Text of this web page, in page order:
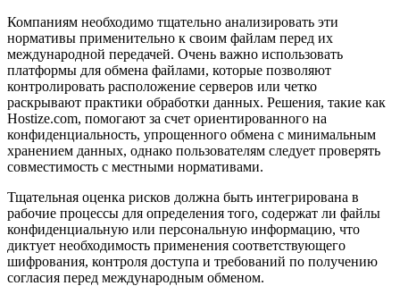
Компаниям необходимо тщательно анализировать эти
нормативы применительно к своим файлам перед их
международной передачей. Очень важно использовать
платформы для обмена файлами, которые позволяют
контролировать расположение серверов или четко
раскрывают практики обработки данных. Решения, такие как
Hostize.com, помогают за счет ориентированного на
конфиденциальность, упрощенного обмена с минимальным
хранением данных, однако пользователям следует проверять
совместимость с местными нормативами.
Тщательная оценка рисков должна быть интегрирована в
рабочие процессы для определения того, содержат ли файлы
конфиденциальную или персональную информацию, что
диктует необходимость применения соответствующего
шифрования, контроля доступа и требований по получению
согласия перед международным обменом.